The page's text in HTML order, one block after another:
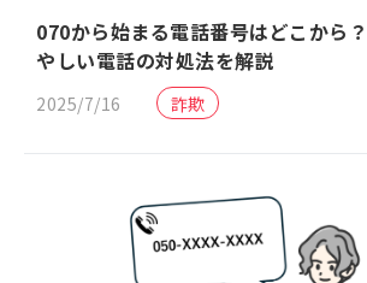
070から始まる電話番号はどこから
やしい電話の対処法を解説
2025/7/16 詐欺